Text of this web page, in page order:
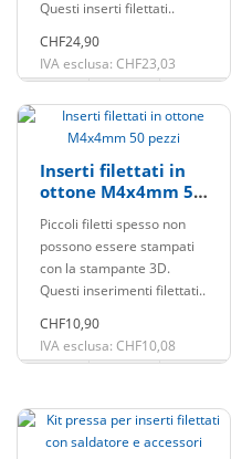
Questi inserti filettati..
CHF24,90
IVA esclusa: CHF23,03
Inserti filettati in
ottone M4x4mm 50
Piccoli filetti spesso non
possono essere stampati
con la stampante 3D.
Questi inserimenti filettati..
CHF10,90
IVA esclusa: CHF10,08